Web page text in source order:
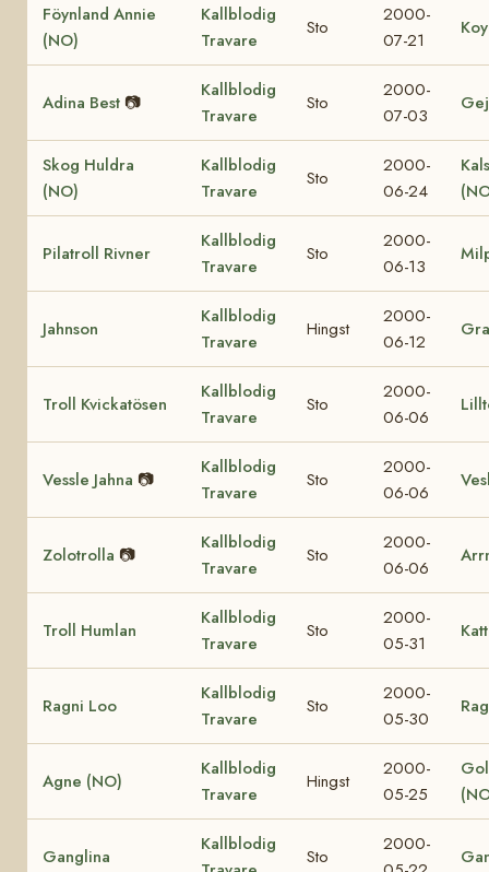
Föynland Annie
(NO)
Kallblodig
Travare
Sto
2000-
07-21
Adina Best 📷
Kallblodig
Travare
Sto
2000-
07-03
Skog Huldra
(NO)
Kallblodig
Travare
Sto
2000-
06-24
Pilatroll Rivner
Kallblodig
Travare
Sto
2000-
06-13
Jahnson
Kallblodig
Travare
Hingst
2000-
06-12
Troll Kvickatösen
Kallblodig
Travare
Sto
2000-
06-06
Vessle Jahna 📷
Kallblodig
Travare
Sto
2000-
06-06
Zolotrolla 📷
Kallblodig
Travare
Sto
2000-
06-06
Troll Humlan
Kallblodig
Travare
Sto
2000-
05-31
Ragni Loo
Kallblodig
Travare
Sto
2000-
05-30
Agne (NO)
Kallblodig
Travare
Hingst
2000-
05-25
Ganglina
Kallblodig
Sto
2000-